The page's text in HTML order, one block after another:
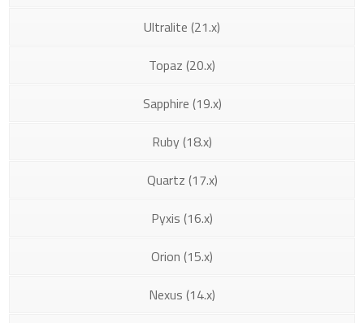
Ultralite (21.x)
Topaz (20.x)
Sapphire (19.x)
Ruby (18.x)
Quartz (17.x)
Pyxis (16.x)
Orion (15.x)
Nexus (14.x)